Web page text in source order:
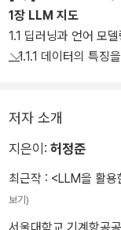
LLM 시대를 맞이하여
실무 양쪽 관점에서
자 하는 개발자들에게
1장 LLM 지도
1.1 딥러닝과 언어 모델
__1.1.1 데이터의 특징
저자 소개
지은이: 허정준
최근작 : <LLM을 활용
보기)
서울대학교 기계항공